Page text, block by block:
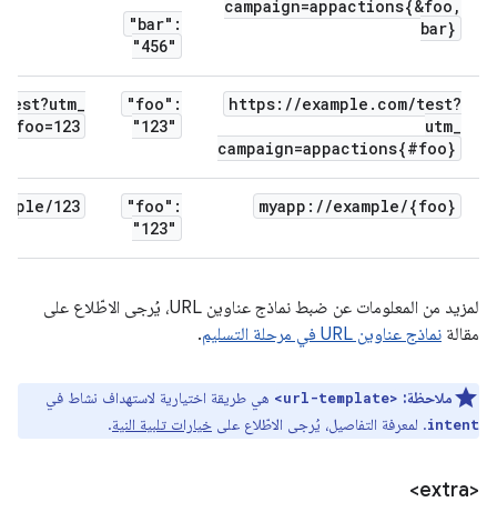
campaign=appactions{&foo ,
bar}
"bar":
"456"
https: //example . com/test?
utm_
campaign=appactions{#foo}
"foo":
"123"
test?utm_
myapp: //example/{foo}
"foo":
"123"
/123
لمزيد من المعلومات عن ضبط نماذج عناوين URL، يُرجى الاطّلاع على
مقالة نماذج عناوين URL في مرحلة التسليم .
ملاحظة: <url-template> هي طريقة اختيارية لاستهداف نشاط في
intent. لمعرفة التفاصيل، يُرجى الاطّلاع على خيارات تلبية النية.
<extra>